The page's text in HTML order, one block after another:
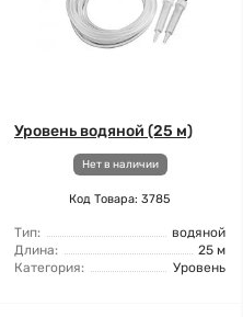
Уровень водяной (25 м)
Нет в наличии
Код Товара: 3785
Тип:
водяной
Длина:
25 м
Категория:
Уровень